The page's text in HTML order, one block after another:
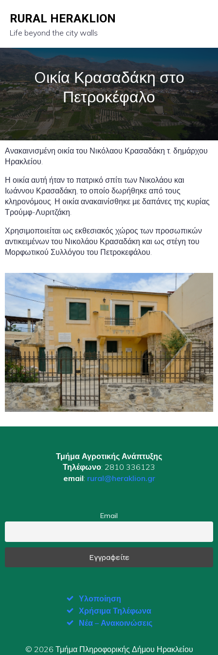
RURAL HERAKLION
Life beyond the city walls
Oικία Κρασαδάκη στο
Πετροκέφαλο
Ανακαινισμένη οικία του Νικόλαου Κρασαδάκη τ. δημάρχου
Ηρακλείου.
Η οικία αυτή ήταν το πατρικό σπίτι των Νικολάου και
Ιωάννου Κρασαδάκη, το οποίο δωρήθηκε από τους
κληρονόμους. Η οικία ανακαινίσθηκε με δαπάνες της κυρίας
Τρούμφ-Λυριτζάκη.
Χρησιμοποιείται ως εκθεσιακός χώρος των προσωπικών
αντικειμένων του Νικολάου Κρασαδάκη και ως στέγη του
Μορφωτικού Συλλόγου του Πετροκεφάλου.
Τμήμα Αγροτικής Ανάπτυξης
Τηλέφωνο: 2810 336123
email: rural@heraklion.gr
Email
Υλοποίηση
Χρήσιμα Τηλέφωνα
Νέα – Ανακοινώσεις
© 2026 Τμήμα Πληροφορικής Δήμου Ηρακλείου